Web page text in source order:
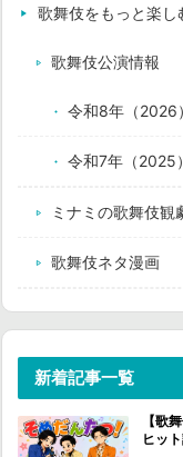
歌舞伎をもっと楽し
歌舞伎公演情報
令和8年（2026）
令和7年（2025）
ミナミの歌舞伎観
歌舞伎ネタ漫画
新着記事一覧
【歌
ヒッ